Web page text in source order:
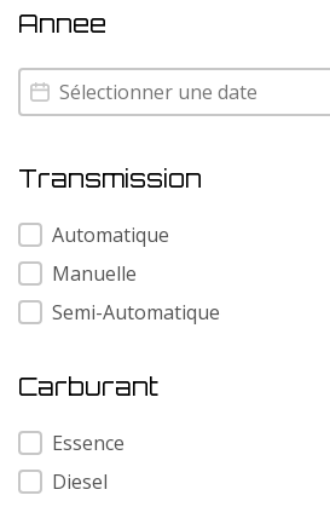
Annee
Annee
Annee
Transmission
Transmission
Automatique
Manuelle
Semi-Automatique
Carburant
Carburant
Essence
Diesel